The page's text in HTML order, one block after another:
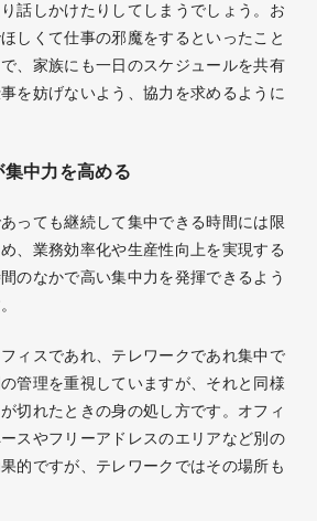
話しかけたりしてしまうでしょう。お
しくて仕事の邪魔をするといったこと
、家族にも一日のスケジュールを共有
を妨げないよう、協力を求めるように
中力を高める
っても継続して集中できる時間には限
、業務効率化や生産性向上を実現する
のなかで高い集中力を発揮できるよう
ィスであれ、テレワークであれ集中で
管理を重視していますが、それと同様
切れたときの身の処し方です。オフィ
スやフリーアドレスのエリアなど別の
的ですが、テレワークではその場所も